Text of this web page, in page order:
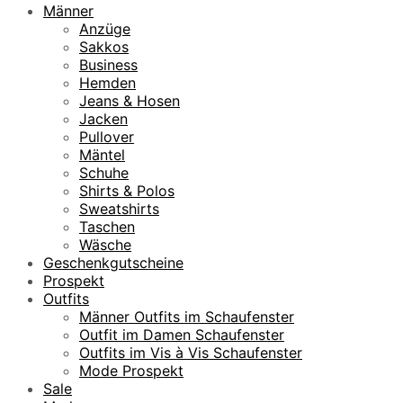
0
9
,
9
5
€
Männer
Anzüge
Sakkos
Business
Hemden
Jeans & Hosen
Jacken
Pullover
Mäntel
Schuhe
Shirts & Polos
Sweatshirts
Taschen
Wäsche
Geschenkgutscheine
Prospekt
Outfits
Männer Outfits im Schaufenster
Outfit im Damen Schaufenster
Outfits im Vis à Vis Schaufenster
Mode Prospekt
Sale